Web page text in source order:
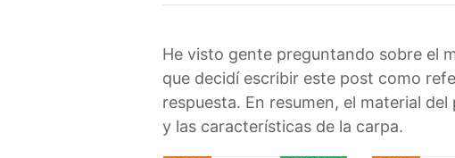
He visto gente preguntando sobre el
que decidí escribir este post como
respuesta. En resumen, el material
y las características de la carpa.